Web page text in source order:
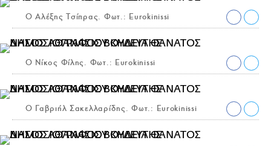
Ο Αλέξης Τσίπρας. Φωτ.: Eurokinissi
Ο Νίκος Φίλης. Φωτ.: Eurokinissi
Ο Γαβριήλ Σακελλαρίδης. Φωτ.: Eurokinissi